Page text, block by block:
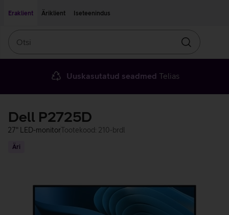
Eraklient
Äriklient Iseteenindus
Otsin
Uuskasutatud seadmed Telias
Dell P2725D
27" LED-monitorTootekood: 210-brdl
Äri